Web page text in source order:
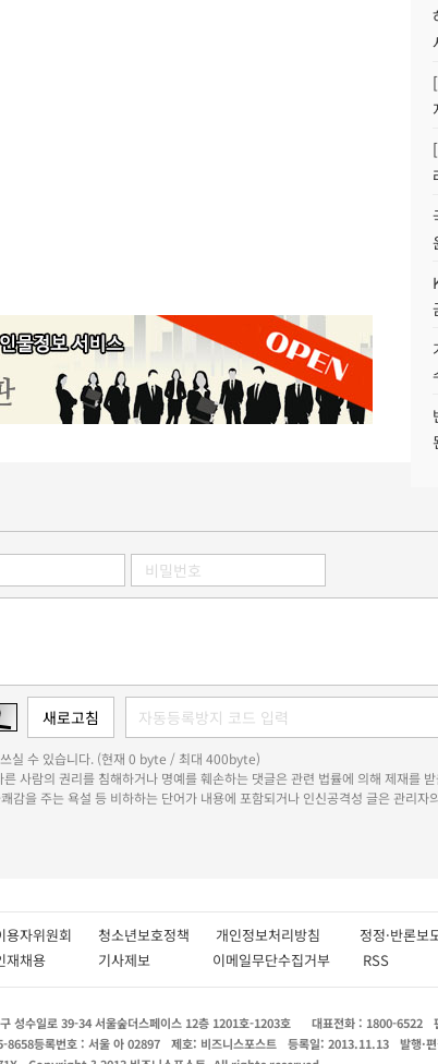
실 수 있습니다. (현재 0 byte / 최대 400byte)
사람의 권리를 침해하거나 명예를 훼손하는 댓글은 관련 법률에 의해 제재를
감을 주는 욕설 등 비하하는 단어가 내용에 포함되거나 인신공격성 글은 관리자
용자위원회 청소년보호정책 개인정보처리방침 정정·반론보
재채용 기사제보 이메일무단수집거부 RSS
성수일로 39-34 서울숲더스페이스 12층 1201호-1203호 대표전화 : 1800-6522
8658등록번호 : 서울 아 02897 제호: 비즈니스포스트 등록일: 2013.11.13 발행·